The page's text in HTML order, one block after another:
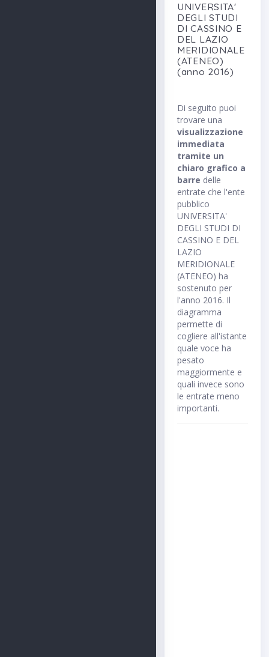
UNIVERSITA'
DEGLI STUDI
DI CASSINO E
DEL LAZIO
MERIDIONALE
(ATENEO)
(anno 2016)
Di seguito puoi
trovare una
visualizzazione
immediata
tramite un
chiaro grafico a
barre delle
entrate che l'ente
pubblico
UNIVERSITA'
DEGLI STUDI DI
CASSINO E DEL
LAZIO
MERIDIONALE
(ATENEO) ha
sostenuto per
l'anno 2016. Il
diagramma
permette di
cogliere all'istante
quale voce ha
pesato
maggiormente e
quali invece sono
le entrate meno
importanti.